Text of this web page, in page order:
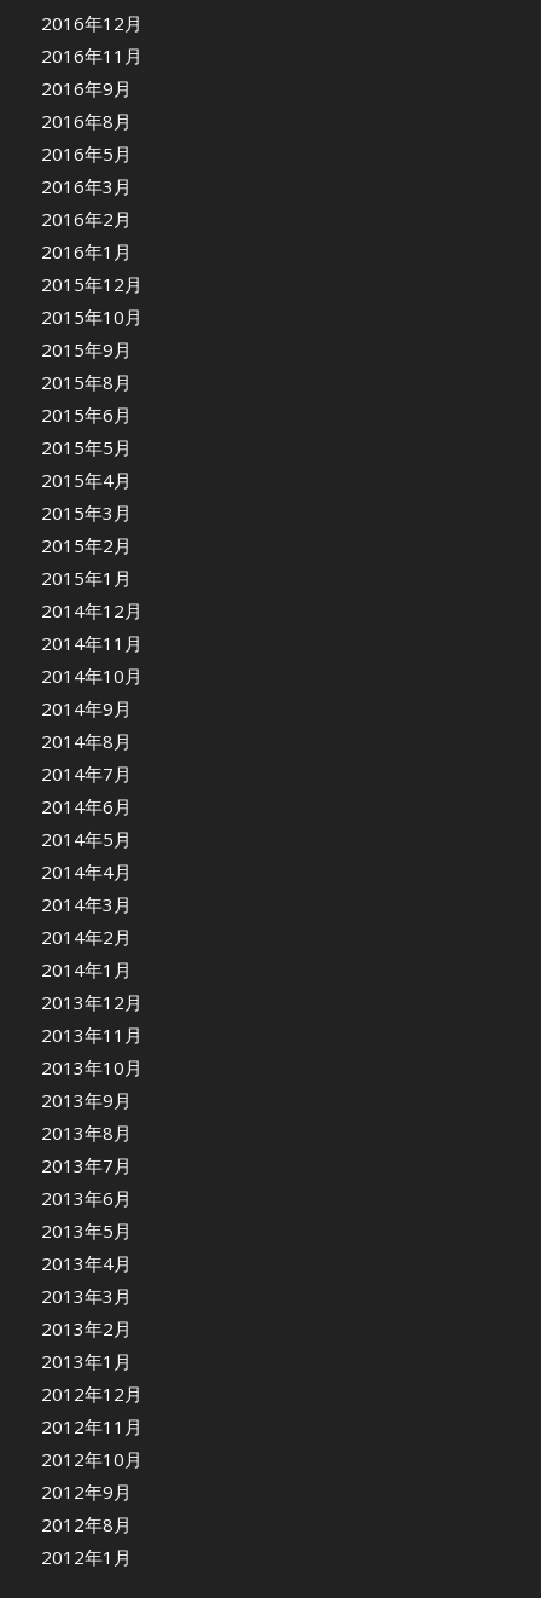
2016年12月
2016年11月
2016年9月
2016年8月
2016年5月
2016年3月
2016年2月
2016年1月
2015年12月
2015年10月
2015年9月
2015年8月
2015年6月
2015年5月
2015年4月
2015年3月
2015年2月
2015年1月
2014年12月
2014年11月
2014年10月
2014年9月
2014年8月
2014年7月
2014年6月
2014年5月
2014年4月
2014年3月
2014年2月
2014年1月
2013年12月
2013年11月
2013年10月
2013年9月
2013年8月
2013年7月
2013年6月
2013年5月
2013年4月
2013年3月
2013年2月
2013年1月
2012年12月
2012年11月
2012年10月
2012年9月
2012年8月
2012年1月